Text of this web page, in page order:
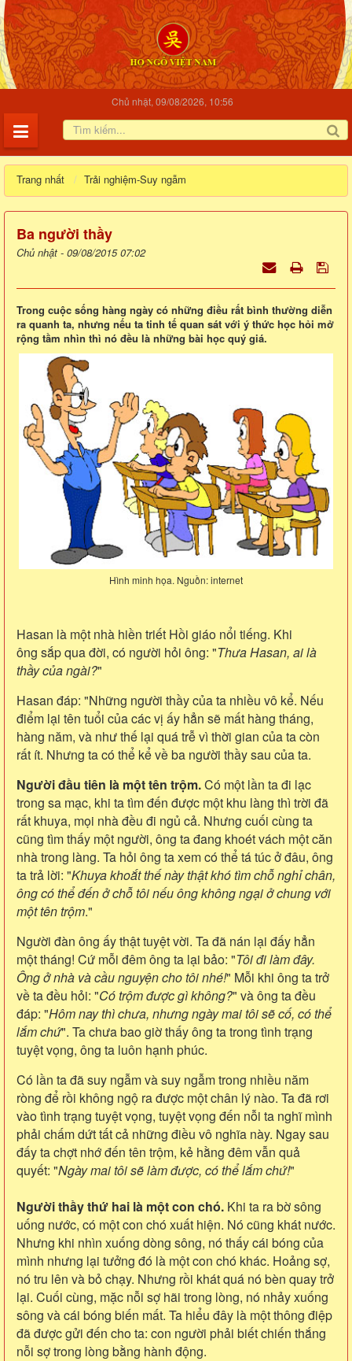
Chủ nhật, 09/08/2026, 10:56
Trang nhất Trải nghiệm-Suy ngẫm
Ba người thầy
Chủ nhật - 09/08/2015 07:02
Trong cuộc sống hàng ngày có những điều rất bình thường diễn
ra quanh ta, nhưng nếu ta tinh tế quan sát với ý thức học hỏi mở
rộng tầm nhìn thì nó đều là những bài học quý giá.
Hình minh họa. Nguồn: internet
Hasan là một nhà hiền triết Hồi giáo nổi tiếng. Khi
ông sắp qua đời, có người hỏi ông: "Thưa Hasan, ai là
thầy của ngài?"
Hasan đáp: "Những người thầy của ta nhiều vô kể. Nếu
điểm lại tên tuổi của các vị ấy hẳn sẽ mất hàng tháng,
hàng năm, và như thế lại quá trễ vì thời gian của ta còn
rất ít. Nhưng ta có thể kể về ba người thầy sau của ta.
Người đầu tiên là một tên trộm.Có một lần ta đi lạc
trong sa mạc, khi ta tìm đến được một khu làng thì trời đã
rất khuya, mọi nhà đều đi ngủ cả. Nhưng cuối cùng ta
cũng tìm thấy một người, ông ta đang khoét vách một căn
nhà trong làng. Ta hỏi ông ta xem có thể tá túc ở đâu, ông
ta trả lời: "Khuya khoắt thế này thật khó tìm chỗ nghỉ chân,
ông có thể đến ở chỗ tôi nếu ông không ngại ở chung với
một tên trộm."
Người đàn ông ấy thật tuyệt vời. Ta đã nán lại đấy hẳn
một tháng! Cứ mỗi đêm ông ta lại bảo: "Tôi đi làm đây.
Ông ở nhà và cầu nguyện cho tôi nhé!" Mỗi khi ông ta trở
về ta đều hỏi: "Có trộm được gì không?" và ông ta đều
đáp: "Hôm nay thì chưa, nhưng ngày mai tôi sẽ cố, có thể
lắm chứ". Ta chưa bao giờ thấy ông ta trong tình trạng
tuyệt vọng, ông ta luôn hạnh phúc.
Có lần ta đã suy ngẫm và suy ngẫm trong nhiều năm
ròng để rồi không ngộ ra được một chân lý nào. Ta đã rơi
vào tình trạng tuyệt vọng, tuyệt vọng đến nỗi ta nghĩ mình
phải chấm dứt tất cả những điều vô nghĩa này. Ngay sau
đấy ta chợt nhớ đến tên trộm, kẻ hằng đêm vẫn quả
quyết: "Ngày mai tôi sẽ làm được, có thể lắm chứ!"
Người thầy thứ hai là một con chó. Khi ta ra bờ sông
uống nước, có một con chó xuất hiện. Nó cũng khát nước.
Nhưng khi nhìn xuống dòng sông, nó thấy cái bóng của
mình nhưng lại tưởng đó là một con chó khác. Hoảng sợ,
nó tru lên và bỏ chạy. Nhưng rồi khát quá nó bèn quay trở
lại. Cuối cùng, mặc nỗi sợ hãi trong lòng, nó nhảy xuống
sông và cái bóng biến mất. Ta hiểu đây là một thông điệp
đã được gửi đến cho ta: con người phải biết chiến thắng
nỗi sợ trong lòng bằng hành động.